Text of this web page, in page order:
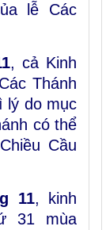
lễ Các
, cả Kinh
Thánh
lý do mục
có thể
Cầu
11, kinh
31 mùa